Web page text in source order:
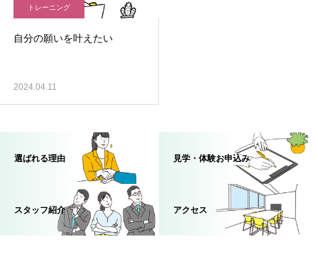
トレーニング
自分の願いを叶えたい
2024.04.11
選ばれる理由 見学・体験お申込み
スタッフ紹介 アクセス